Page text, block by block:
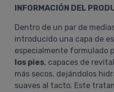
INFORMACIÓN DEL
Dentro de un par de
introducido una capa de
especialmente formulado
los pies, capaces de
más secos, dejándolos
suaves al tacto. Este